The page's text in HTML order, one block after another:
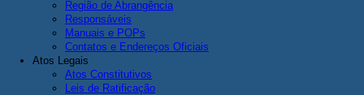
Região de Abrangência
Responsáveis
Manuais e POPs
Contatos e Endereços Oficiais
Atos Legais
Atos Constitutivos
Leis de Ratificação